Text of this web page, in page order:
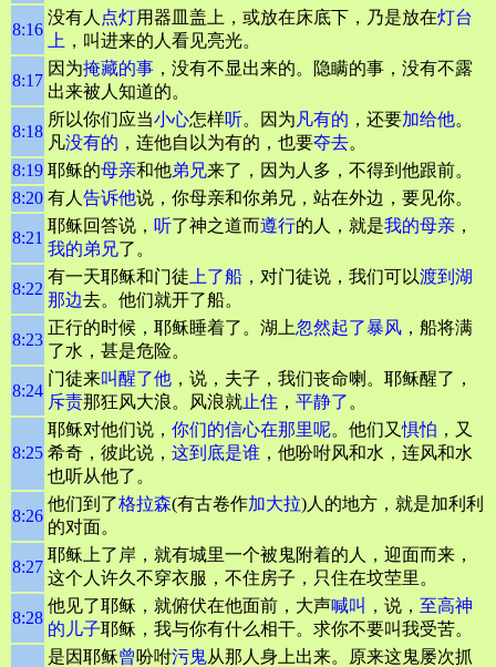
8:16
没有人 点灯用器皿盖上，或放在床底下，乃是放在灯台
上 ，叫进来的人看见亮光。
8:17
因为掩藏的事 ，没有不显出来的。隐瞒的事，没有不露
出来被人知道的。
8:18
所以你们应当小心怎样听。因为 凡有的 ，还要加给他。
凡没有的 ，连他自以为有的，也要夺去。
8:19 耶稣的母亲和他弟兄来了，因为人多，不得到他跟前。
8:20 有人 告诉他说，你母亲和你弟兄，站在外边，要见你。
8:21
耶稣回答说， 听了神之道而遵行的人，就是我的母亲 ，
我的弟兄了。
8:22
有一天耶稣和门徒 上了船 ，对门徒说，我们可以渡到湖
那边去。他们就开了船。
8:23
正行的时候，耶稣睡着了。湖上忽然起了暴风 ，船将满
了水，甚是危险。
8:24
门徒来叫醒了他 ，说，夫子，我们丧命喇。耶稣醒了，
斥责那狂风大浪。风浪就止住 ， 平静了 。
8:25
耶稣对他们说， 你们的信心在那里呢。他们又惧怕 ，又
希奇，彼此说， 这到底是谁 ，他吩咐风和水，连风和水
也听从他了。
8:26
他们到了格拉森(有古卷作加大拉)人的地方，就是加利利
的对面。
8:27
耶稣上了岸，就有城里一个被鬼附着的人，迎面而来，
这个人许久不穿衣服，不住房子，只住在坟茔里。
8:28
他见了耶稣，就俯伏在他面前，大声喊叫 ，说， 至高神
的儿子耶稣，我与你有什么相干。求你不要叫我受苦。
是因耶稣曾吩咐污鬼从那人身上出来。原来这鬼屡次抓